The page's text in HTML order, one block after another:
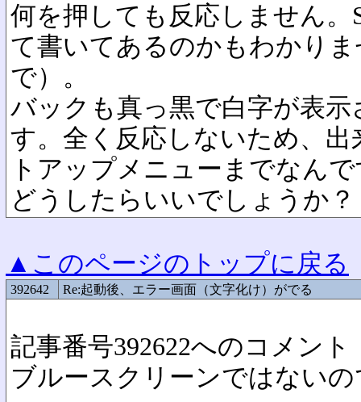
何を押しても反応しません
て書いてあるのかもわかり
で）。
バックも真っ黒で白字が表
す。全く反応しないため、
トアップメニューまでなん
どうしたらいいでしょうか？
▲このページのトップに戻る
392642 Re:起動後、エラー画面（文字化け）がでる
記事番号392622へのコメント
ブルースクリーンではない